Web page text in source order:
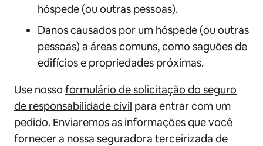
hóspede (ou outras pessoas).
Danos causados por um hóspede (ou outras
pessoas) a áreas comuns, como saguões de
edifícios e propriedades próximas.
Use nosso formulário de solicitação do seguro
de responsabilidade civil para entrar com um
pedido. Enviaremos as informações que você
fornecer a nossa seguradora terceirizada de